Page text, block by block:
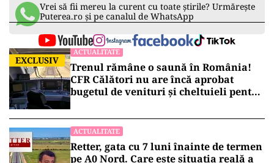
Vrei să fii mereu la curent cu toate știrile? Urmărește
Puterea.ro și pe canalul de WhatsApp
EXCLUSIV
ACTUALITATE
Trenul rămâne o saună în România!
CFR Călători nu are încă aprobat
bugetul de venituri și cheltuieli pentru
ACTUALITATE
Retter, gata cu 7 luni înainte de termen
pe A0 Nord. Care este situația reală a